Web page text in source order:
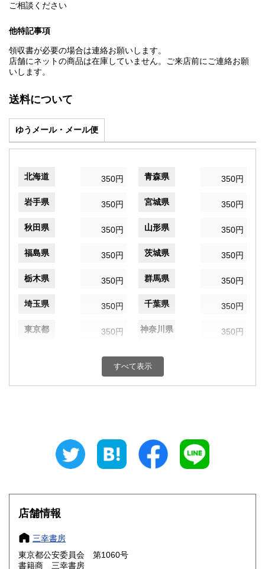
ご相談ください
他特記事項
領収書が必要の場合は連絡お願いします。
店舗にネットの商品は在庫していません。ご来店前にご連絡お願
いします。
送料について
ゆうメール・メール便
北海道 350円 青森県 350円
岩手県 350円 宮城県 350円
秋田県 350円 山形県 350円
福島県 350円 茨城県 350円
栃木県 350円 群馬県 350円
埼玉県 350円 千葉県 350円
東京都 350円 神奈川県 350円
350円 富山県
350円 三重県
大阪府
奈良県
鳥取県 350円
すべて表示
店舗情報
三幸書房
東京都公安委員会 第1060号
書籍商 三幸書房